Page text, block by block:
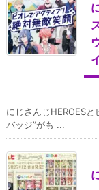
にじさんじHEROES
バッジ”がも ...